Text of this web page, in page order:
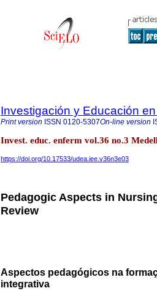
Investigación y Educación
Print version ISSN 0120-5307On-line version
Invest. educ. enferm vol.36 no.3
https://doi.org/10.17533/udea.iee.v36n3e03
Pedagogic Aspects in
Review
Aspectos pedagógicos na
integrativa